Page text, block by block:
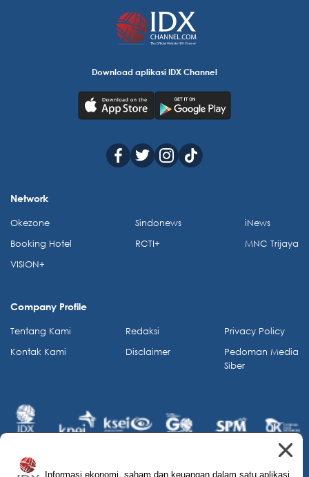
Informasi ekonomi, saham dan keuangan dalam satu aplikasi.
Download aplikasi IDX Channel
Network
Okezone
Booking Hotel
VISION+
Sindonews
RCTI+
iNews
MNC Trijaya
Company Profile
Tentang Kami
Kontak Kami
Redaksi
Disclaimer
Privacy Policy
Pedoman Media
Siber